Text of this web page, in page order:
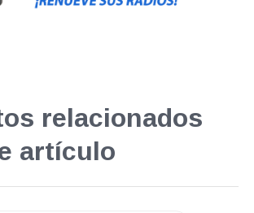
relacionados
artículo